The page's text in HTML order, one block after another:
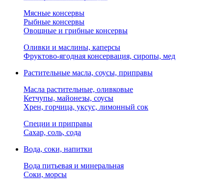
Мясные консервы
Рыбные консервы
Овощные и грибные консервы
Оливки и маслины, каперсы
Фруктово-ягодная консервация, сиропы, мед
Растительные масла, соусы, приправы
Масла растительные, оливковые
Кетчупы, майонезы, соусы
Хрен, горчица, уксус, лимонный сок
Специи и приправы
Сахар, соль, сода
Вода, соки, напитки
Вода питьевая и минеральная
Соки, морсы